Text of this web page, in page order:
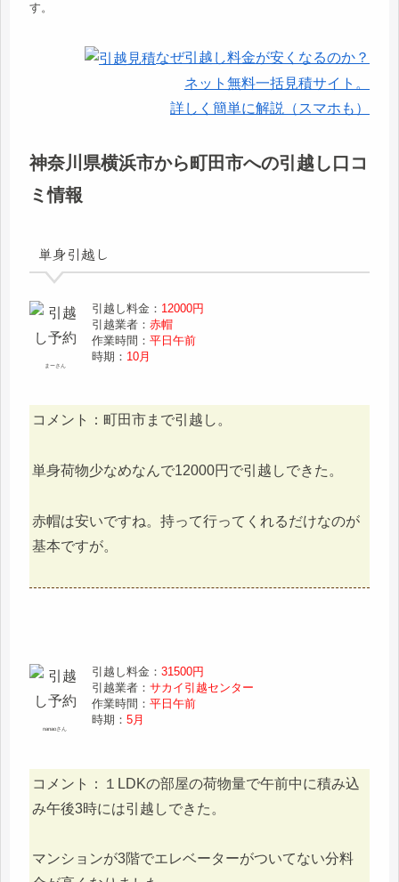
す。
なぜ引越し料金が安くなるのか？
ネット無料一括見積サイト。
詳しく簡単に解説（スマホも）
神奈川県横浜市から町田市への引越し口コ
ミ情報
単身引越し
まーさん
引越し料金： 12000円
引越業者：赤帽
作業時間：平日午前
時期： 10月
コメント：町田市まで引越し。
単身荷物少なめなんで12000円で引越しできた。
赤帽は安いですね。持って行ってくれるだけなのが
基本ですが。
nanaoさん
引越し料金：31500円
引越業者：サカイ引越センター
作業時間：平日午前
時期：5月
コメント：１LDKの部屋の荷物量で午前中に積み込
み午後3時には引越しできた。
マンションが3階でエレベーターがついてない分料